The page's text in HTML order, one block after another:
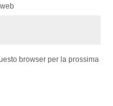
browser per la prossima